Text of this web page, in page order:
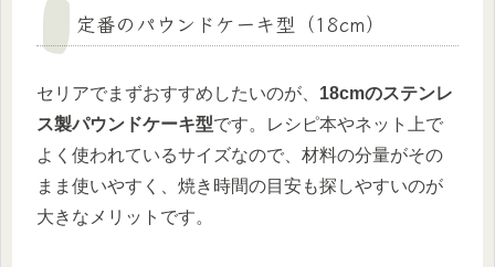
定番のパウンドケーキ型（18cm）
セリアでまずおすすめしたいのが、 18cmのステンレ
ス製パウンドケーキ型です。レシピ本やネット上で
よく使われているサイズなので、材料の分量がその
まま使いやすく、焼き時間の目安も探しやすいのが
大きなメリットです。